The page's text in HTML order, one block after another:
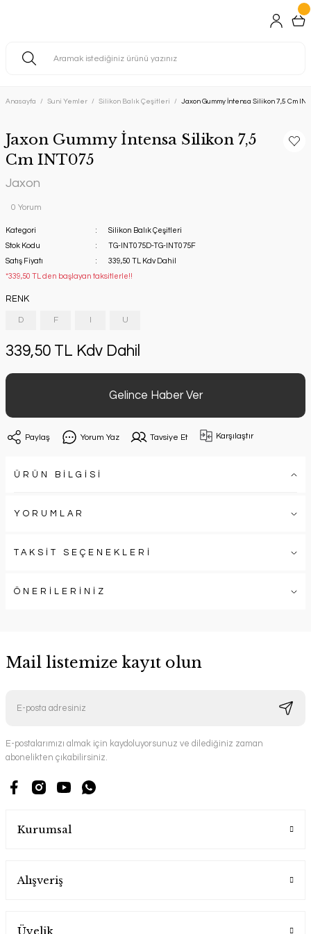
Anasayfa Suni Yemler Silikon Balık Çeşitleri Jaxon Gummy İntensa Silikon 7,5 Cm
Jaxon Gummy İntensa Silikon 7,5
Cm INT075
Jaxon
0 Yorum
Kategori
Silikon Balık Çeşitleri
Stok Kodu
TG-INT075D-TG-INT075F
Satış Fiyatı
339,50 TL Kdv Dahil
*339,50 TL den başlayan taksitlerle!!
RENK
D F I U
339,50 TL Kdv Dahil
Gelince Haber Ver
Paylaş Yorum Yaz Tavsiye Et Karşılaştır
ÜRÜN BİLGİSİ
YORUMLAR
TAKSİT SEÇENEKLERİ
ÖNERİLERİNİZ
Mail listemize kayıt olun
E-postalarımızı almak için kaydoluyorsunuz ve dilediğiniz zaman
abonelikten çıkabilirsiniz.
Kurumsal
Alışveriş
Üyelik